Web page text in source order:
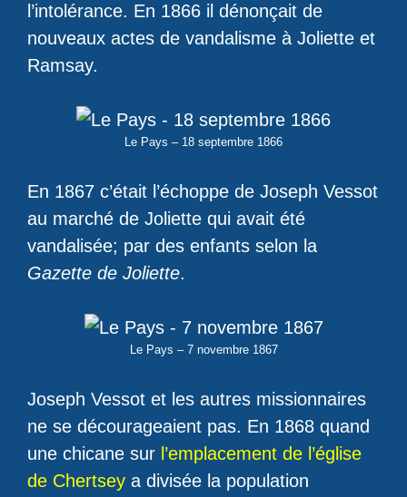
l’intolérance. En 1866 il dénonçait de
nouveaux actes de vandalisme à Joliette et
Ramsay.
Le Pays – 18 septembre 1866
En 1867 c’était l’échoppe de Joseph Vessot
au marché de Joliette qui avait été
vandalisée; par des enfants selon la
Gazette de Joliette.
Le Pays – 7 novembre 1867
Joseph Vessot et les autres missionnaires
ne se décourageaient pas. En 1868 quand
une chicane sur l’emplacement de l’église
de Chertsey a divisée la population